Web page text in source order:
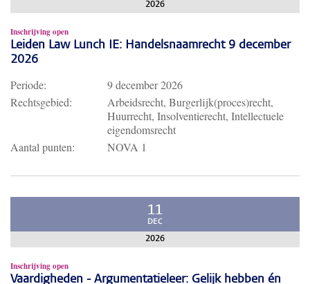
2026
Inschrijving open
Leiden Law Lunch IE: Handelsnaamrecht 9 december
2026
Periode:
9 december 2026
Rechtsgebied:
Arbeidsrecht, Burgerlijk(proces)recht,
Huurrecht, Insolventierecht, Intellectuele
eigendomsrecht
Aantal punten:
NOVA 1
11
DEC
2026
Inschrijving open
Vaardigheden - Argumentatieleer: Gelijk hebben én